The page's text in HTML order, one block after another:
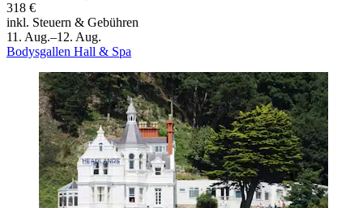
318 €
inkl. Steuern & Gebühren
11. Aug.–12. Aug.
Bodysgallen Hall & Spa